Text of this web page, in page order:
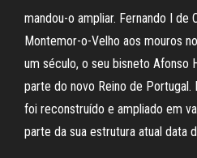
mandou-o ampliar. Fernando I de
Montemor-o-Velho aos mouros
um século, o seu bisneto Afonso
parte do novo Reino de Portugal.
foi reconstruído e ampliado em
parte da sua estrutura atual data